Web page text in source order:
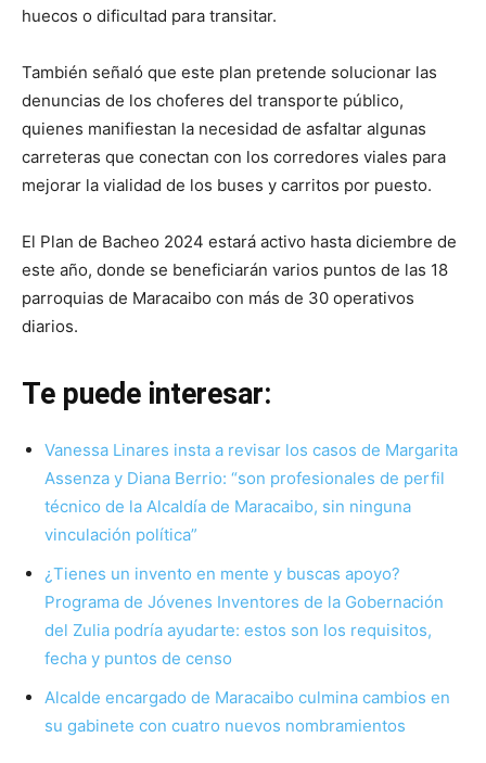
huecos o dificultad para transitar.
También señaló que este plan pretende solucionar las
denuncias de los choferes del transporte público,
quienes manifiestan la necesidad de asfaltar algunas
carreteras que conectan con los corredores viales para
mejorar la vialidad de los buses y carritos por puesto.
El Plan de Bacheo 2024 estará activo hasta diciembre de
este año, donde se beneficiarán varios puntos de las 18
parroquias de Maracaibo con más de 30 operativos
diarios.
Te puede interesar:
Vanessa Linares insta a revisar los casos de Margarita
Assenza y Diana Berrio: “son profesionales de perfil
técnico de la Alcaldía de Maracaibo, sin ninguna
vinculación política”
¿Tienes un invento en mente y buscas apoyo?
Programa de Jóvenes Inventores de la Gobernación
del Zulia podría ayudarte: estos son los requisitos,
fecha y puntos de censo
Alcalde encargado de Maracaibo culmina cambios en
su gabinete con cuatro nuevos nombramientos